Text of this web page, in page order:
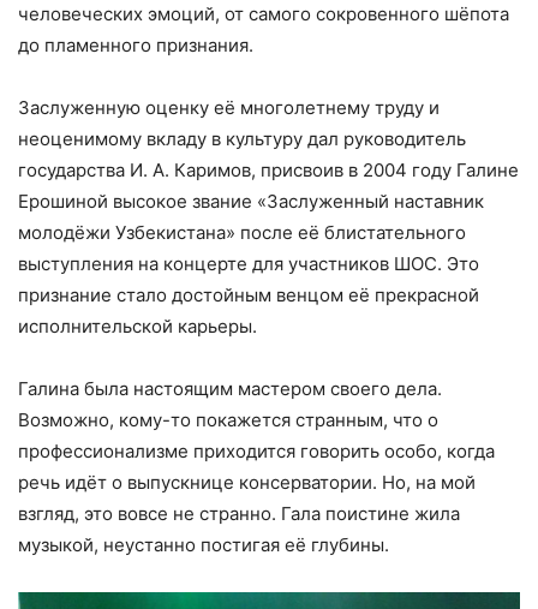
человеческих эмоций, от самого сокровенного шёпота
до пламенного признания.
Заслуженную оценку её многолетнему труду и
неоценимому вкладу в культуру дал руководитель
государства И. А. Каримов, присвоив в 2004 году Галине
Ерошиной высокое звание «Заслуженный наставник
молодёжи Узбекистана» после её блистательного
выступления на концерте для участников ШОС. Это
признание стало достойным венцом её прекрасной
исполнительской карьеры.
Галина была настоящим мастером своего дела.
Возможно, кому-то покажется странным, что о
профессионализме приходится говорить особо, когда
речь идёт о выпускнице консерватории. Но, на мой
взгляд, это вовсе не странно. Гала поистине жила
музыкой, неустанно постигая её глубины.